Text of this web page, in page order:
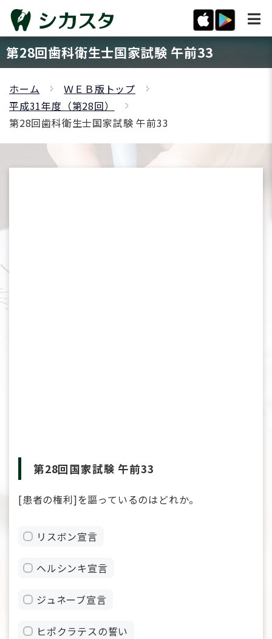
第28回歯科衛生士国家試験 午前33
ホーム
ＷＥＢ版トップ
平成31年度（第28回）
第28回歯科衛生士国家試験 午前33
第28回国家試験 午前33
[患者の権利]を謳っているのはどれか。
リスボン宣言
ヘルシンキ宣言
ジュネーブ宣言
ヒポクラテスの誓い